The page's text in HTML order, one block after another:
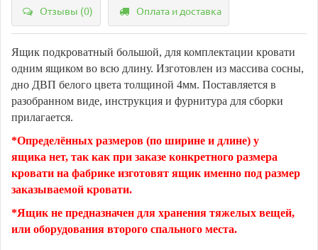
Отзывы (0) Оплата и доставка
Ящик подкроватный большой, для комплектации кровати
одним ящиком во всю длину. Изготовлен из массива сосны,
дно ДВП белого цвета толщиной 4мм. Поставляется в
разобранном виде, инструкция и фурнитура для сборки
прилагается.
*Определённых размеров (по ширине и длине) у
ящика нет, так как при заказе конкретного размера
кровати на фабрике изготовят ящик именно под размер
заказываемой кровати.
*Ящик не предназначен для хранения тяжелых вещей,
или оборудования второго спального места.